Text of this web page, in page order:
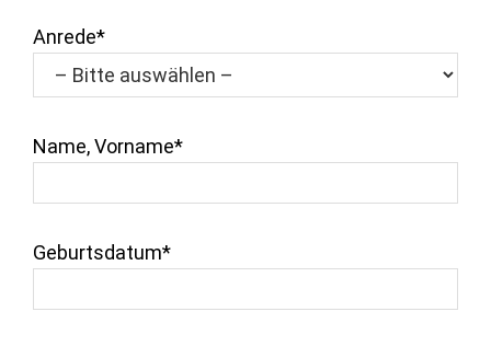
Anrede*
Name, Vorname*
Geburtsdatum*